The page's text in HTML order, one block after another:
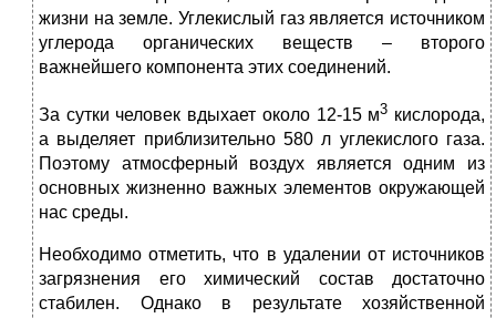
жизни на земле. Углекислый газ является источником
углерода органических веществ – второго
важнейшего компонента этих соединений.
За сутки человек вдыхает около 12-15 м3 кислорода,
а выделяет приблизительно 580 л углекислого газа.
Поэтому атмосферный воздух является одним из
основных жизненно важных элементов окружающей
нас среды.
Необходимо отметить, что в удалении от источников
загрязнения его химический состав достаточно
стабилен. Однако в результате хозяйственной